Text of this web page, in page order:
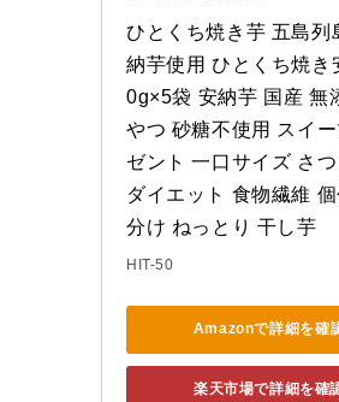
ひとくち焼き芋 五島列
納芋使用 ひとくち焼き
0g×5袋 安納芋 国産 無
やつ 砂糖不使用 スイー
ゼント 一口サイズ さ
ダイエット 食物繊維
分け ねっとり 干し芋
HIT-50
Amazonで詳細を確
楽天市場で詳細を確